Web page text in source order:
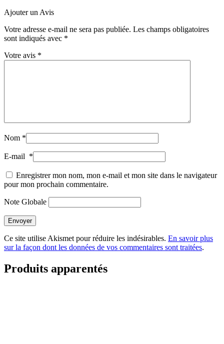
Ajouter un Avis
Votre adresse e-mail ne sera pas publiée. Les champs obligatoires
sont indiqués avec *
Votre avis *
Nom *
E-mail *
Enregistrer mon nom, mon e-mail et mon site dans le navigateur
pour mon prochain commentaire.
Note Globale
Envoyer
Ce site utilise Akismet pour réduire les indésirables. En savoir plus
sur la façon dont les données de vos commentaires sont traitées.
Produits apparentés